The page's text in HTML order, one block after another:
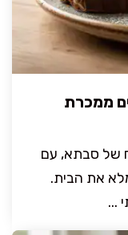
ממכרת
של סבתא, עם
את הבית.
...